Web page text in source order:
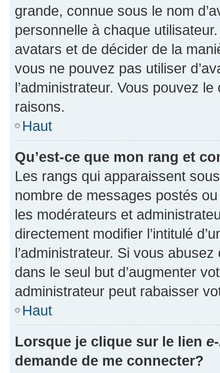
grande, connue sous le nom
personnelle à chaque utilisateur.
avatars et de décider de la
vous ne pouvez pas utiliser
l’administrateur. Vous pouvez
raisons.
Haut
Qu’est-ce que mon rang et
Les rangs qui apparaissent
nombre de messages postés
les modérateurs et
directement modifier l’intitulé
l’administrateur. Si vous
dans le seul but d’augmenter
administrateur peut rabaisser
Haut
Lorsque je clique sur le lien
demande de me connecter?